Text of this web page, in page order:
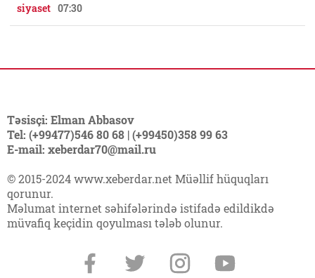
siyaset 07:30
Təsisçi: Elman Abbasov
Tel: (+99477)546 80 68 | (+99450)358 99 63
E-mail: xeberdar70@mail.ru
© 2015-2024 www.xeberdar.net Müəllif hüquqları
qorunur.
Məlumat internet səhifələrində istifadə edildikdə
müvafiq keçidin qoyulması tələb olunur.